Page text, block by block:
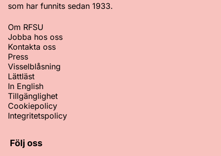
som har funnits sedan 1933.
Om RFSU
Jobba hos oss
Kontakta oss
Press
Visselblåsning
Lättläst
In English
Tillgänglighet
Cookiepolicy
Integritetspolicy
Följ oss